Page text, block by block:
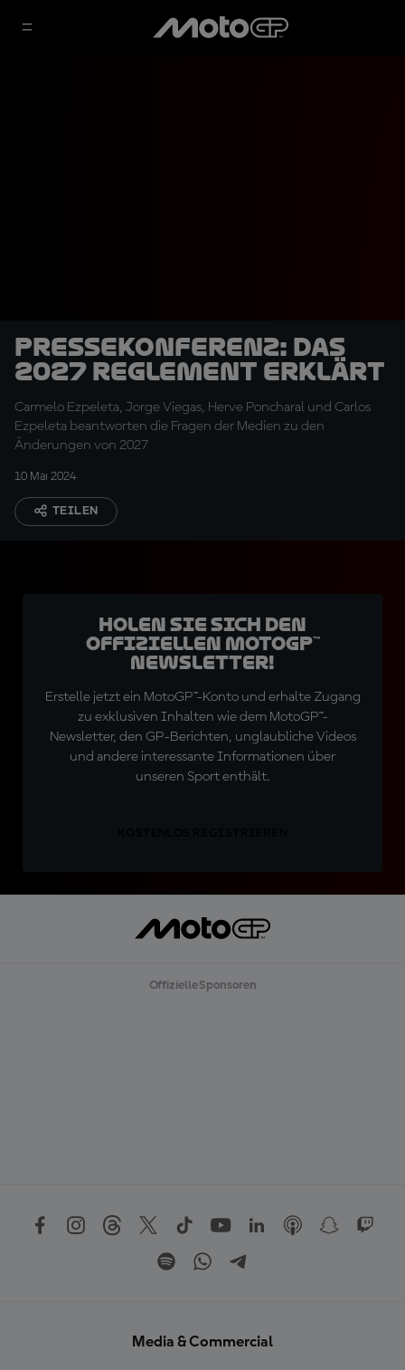
Pressekonferenz: Das
2027 Reglement erklärt
Carmelo Ezpeleta, Jorge Viegas, Herve Poncharal und Carlos
Ezpeleta beantworten die Fragen der Medien zu den
Änderungen von 2027
10 Mai 2024
TEILEN
Holen Sie sich den
offiziellen MotoGP™
Newsletter!
Erstelle jetzt ein MotoGP™-Konto und erhalte Zugang
zu exklusiven Inhalten wie dem MotoGP™-
Newsletter, den GP-Berichten, unglaubliche Videos
und andere interessante Informationen über
unseren Sport enthält.
Offizielle Sponsoren
Media & Commercial